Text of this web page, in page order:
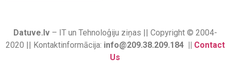
Datuve.lv– IT un Tehnoloģiju ziņas || Copyright © 2004-
2020 || Kontaktinformācija: info@209.38.209.184 || Contact
Us